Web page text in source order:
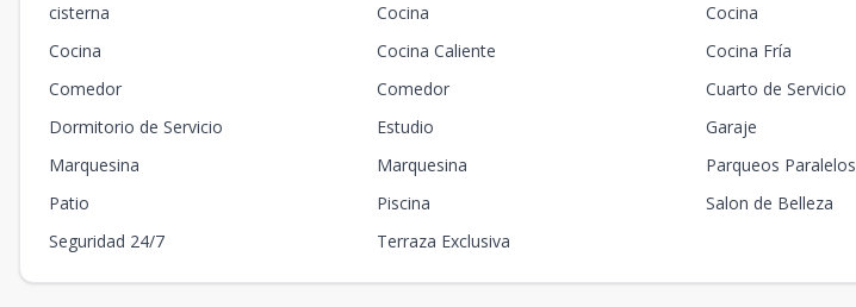
cisterna
Cocina
Cocina
Cocina
Cocina Caliente
Cocina Fría
Comedor
Comedor
Cuarto de Servicio
Dormitorio de Servicio
Estudio
Garaje
Marquesina
Marquesina
Parqueos Paralelos
Patio
Piscina
Salon de Belleza
Seguridad 24/7
Terraza Exclusiva